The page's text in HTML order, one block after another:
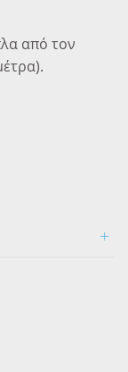
12
τεμ.
από τον